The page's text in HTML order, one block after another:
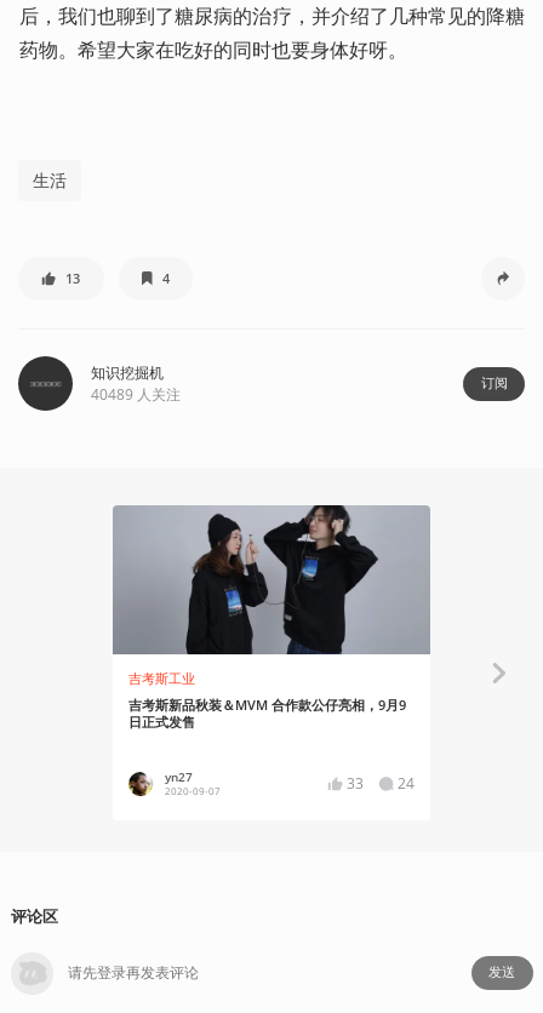
后，我们也聊到了糖尿病的治疗，并介绍了几种常见的降糖
药物。希望大家在吃好的同时也要身体好呀。
生活
13 4
知识挖掘机
40489 人关注
订阅
吉考斯工业
吉考斯新品秋装＆MVM 合作款公仔亮相，9月9
日正式发售
yn27
2020-09-07 33 24
评论区
发送